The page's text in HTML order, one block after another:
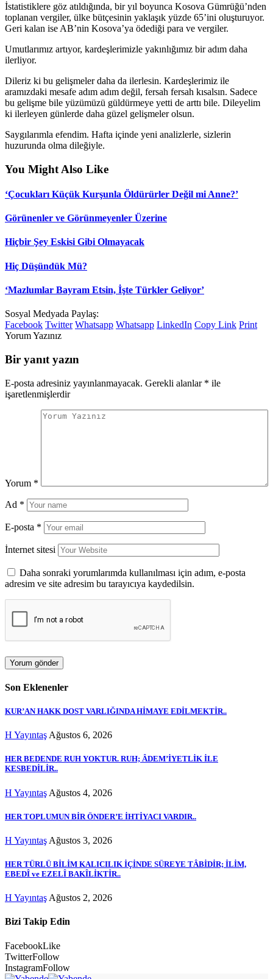
İstatistiklere göz atıldığında, bir yıl boyunca Kosova Gümrüğü’nden
toplanan vergiler, ülke bütçesinin yaklaşık yüzde 65’ini oluşturuyor.
Geri kalan ise AB’nin Kosova’ya ödediği para ve vergiler.
Umutlarımız artıyor, kardeşlerimizle yakınlığımız bir adım daha
ilerliyor.
Dileriz ki bu gelişmeler daha da ilerlesin. Kardeşlerimiz ile
aramızdaki mesafe adım adım değil, fersah fersah kısalsın. Sadece
bu gelişme bile yüzümüzü güldürmeye yetti de arttı bile. Dileyelim
ki ilerleyen günlerde daha güzel gelişmeler olsun.
Saygılarımla efendim. Hafta içinde yeni analizlerle, sizlerin
huzurunda olma dileğiyle.
You Might Also Like
‘Çocukları Küçük Kurşunla Öldürürler Değil mi Anne?’
Görünenler ve Görünmeyenler Üzerine
Hiçbir Şey Eskisi Gibi Olmayacak
Hiç Düşündük Mü?
‘Mazlumlar Bayram Etsin, İşte Türkler Geliyor’
Sosyal Medyada Paylaş:
Facebook Twitter Whatsapp Whatsapp LinkedIn Copy Link Print
Yorum Yazınız
Bir yanıt yazın
E-posta adresiniz yayınlanmayacak. Gerekli alanlar * ile
işaretlenmişlerdir
Yorum *
Ad *
E-posta *
İnternet sitesi
Daha sonraki yorumlarımda kullanılması için adım, e-posta
adresim ve site adresim bu tarayıcıya kaydedilsin.
Son Eklenenler
KUR’AN HAKK DOST VARLIĞINDA HİMAYE EDİLMEKTİR..
H Yayıntaş Ağustos 6, 2026
HER BEDENDE RUH YOKTUR. RUH; ÂDEM’İYETLİK İLE
KESBEDİLİR..
H Yayıntaş Ağustos 4, 2026
HER TOPLUMUN BİR ÖNDER’E İHTİYACI VARDIR..
H Yayıntaş Ağustos 3, 2026
HER TÜRLÜ BİLİM KALICILIK İÇİNDE SÜREYE TÂBİDİR; İLİM,
EBEDÎ ve EZELÎ BAKÎLİKTİR..
H Yayıntaş Ağustos 2, 2026
Bizi Takip Edin
FacebookLike
TwitterFollow
InstagramFollow